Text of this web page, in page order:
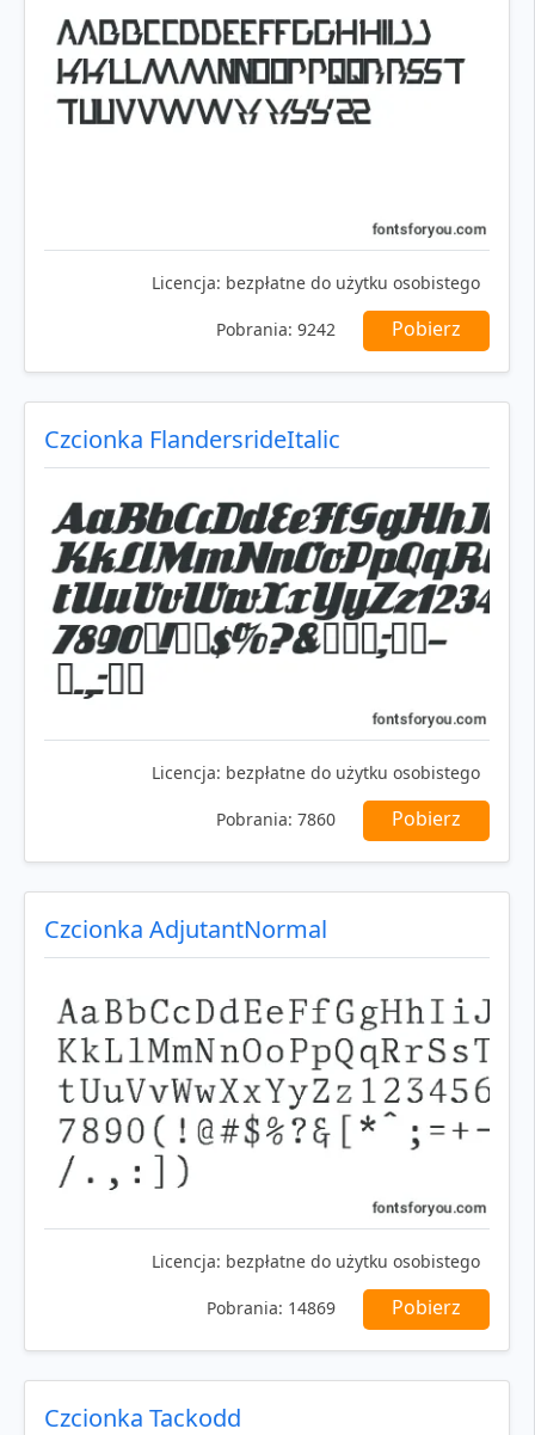
Licencja: bezpłatne do użytku osobistego
Pobrania: 9242 Pobierz
Czcionka FlandersrideItalic
Licencja: bezpłatne do użytku osobistego
Pobrania: 7860 Pobierz
Czcionka AdjutantNormal
Licencja: bezpłatne do użytku osobistego
Pobrania: 14869 Pobierz
Czcionka Tackodd